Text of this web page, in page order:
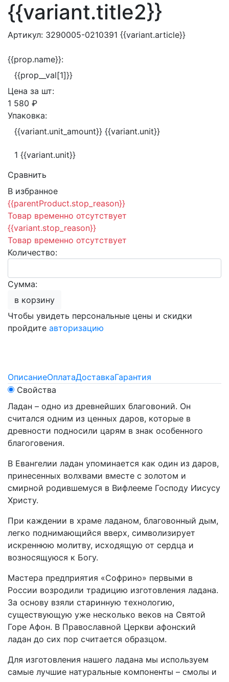
{{variant.title2}}
Артикул: 3290005-0210391 {{variant.article}}
{{prop.name}}:
{{prop__val[1]}}
Цена за шт:
1 580 ₽
Упаковка:
{{variant.unit_amount}} {{variant.unit}}
1 {{variant.unit}}
Сравнить
В избранное
{{parentProduct.stop_reason}}
Товар временно отсутствует
{{variant.stop_reason}}
Товар временно отсутствует
Количество:
Сумма:
в корзину
Чтобы увидеть персональные цены и скидки
пройдите авторизацию
ОписаниеОплатаДоставкаГарантия
Свойства
Ладан – одно из древнейших благовоний. Он
считался одним из ценных даров, которые в
древности подносили царям в знак особенного
благоговения.
В Евангелии ладан упоминается как один из даров,
принесенных волхвами вместе с золотом и
смирной родившемуся в Вифлееме Господу Иисусу
Христу.
При каждении в храме ладаном, благовонный дым,
легко поднимающийся вверх, символизирует
искреннюю молитву, исходящую от сердца и
возносящуюся к Богу.
Мастера предприятия «Софрино» первыми в
России возродили традицию изготовления ладана.
За основу взяли старинную технологию,
существующую уже несколько веков на Святой
Горе Афон. В Православной Церкви афонский
ладан до сих пор считается образцом.
Для изготовления нашего ладана мы используем
самые лучшие натуральные компоненты – смолы и